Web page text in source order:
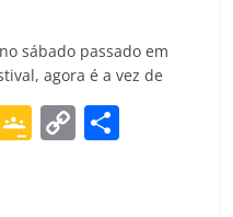
sábado passado em
agora é a vez de
G
o
C
o